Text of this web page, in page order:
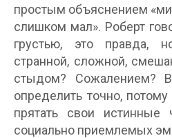
простым объяснением
слишком мал». Роберт
грустью, это правда,
странной, сложной,
стыдом? Сожалением?
определить точно,
прятать свои истинные
социально приемлемых